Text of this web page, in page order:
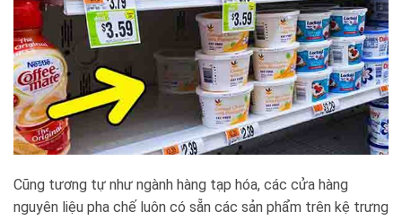
Cũng tương tự như ngành hàng tạp hóa, các cửa hàng
nguyên liệu pha chế luôn có sẵn các sản phẩm trên kệ trưng